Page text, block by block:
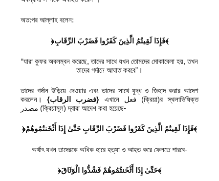
অত:পর আল্লাহ বলেন:
﴿فَإِذَا لَقِيتُمُ الَّذِينَ كَفَرُوا فَضَرْبَ الرِّقَابِ﴾
“যারা কুফর অবলম্বন করেছে, তাদের সাথে যখন তোমদের মোকাবেলা হয়, তখন
তাদের গর্দানে আঘাত করবে”।
তাদের গর্দান উড়িয়ে দেওয়ার এবং তাদের সাথে যুদ্ধ ও জিহাদ করার আদেশ
করলেন।
{فضرب الرقاب} এখানে فعل (ক্রিয়া)র স্থলাভিষিক্ত
مصدر (ক্রিয়ামূল) দ্বারা আদেশ করা হয়েছে-
﴿فَإِذَا لَقِيتُمُ الَّذِينَ كَفَرُوا فَضَرْبَ الرِّقَابِحَتَّىٰ إِذَا أَثْخَنتُمُوهُمْ﴾
অর্থাৎ যখন তাদেরকে অধিক হারে হত্যা ও আহত করে ফেলতে পারবে-
﴿حَتَّىٰإِذَا أَثْخَنتُمُوهُمْ فَشُدُّوا الْوَثَاقَ﴾